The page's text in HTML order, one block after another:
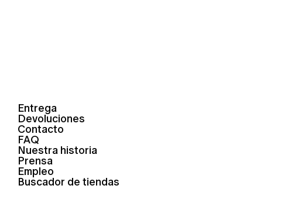
Entrega
Devoluciones
Contacto
FAQ
Nuestra historia
Prensa
Empleo
Buscador de tiendas